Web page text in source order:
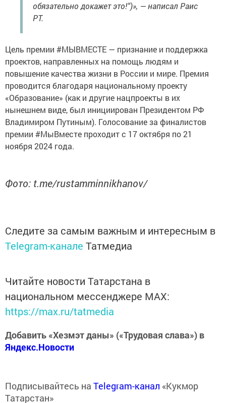
обязательно докажет это!“)», — написал Раис
РТ.
Цель премии #МЫВМЕСТЕ — признание и поддержка
проектов, направленных на помощь людям и
повышение качества жизни в России и мире. Премия
проводится благодаря национальному проекту
«Образование» (как и другие нацпроекты в их
нынешнем виде, был инициирован Президентом РФ
Владимиром Путиным). Голосование за финалистов
премии #МыВместе проходит с 17 октября по 21
ноября 2024 года.
Фото: t.me/rustamminnikhanov/
Следите за самым важным и интересным в
Telegram-канале Татмедиа
Читайте новости Татарстана в
национальном мессенджере MАХ:
https://max.ru/tatmedia
Добавить «Хезмэт даны» («Трудовая слава») в
Яндекс.Новости
Подписывайтесь на Telegram-канал «Кукмор
Татарстан»